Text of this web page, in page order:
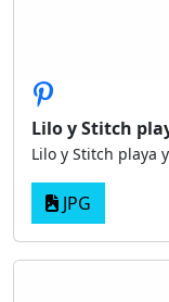
Lilo y Stitch
Lilo y Stitch playa
JPG